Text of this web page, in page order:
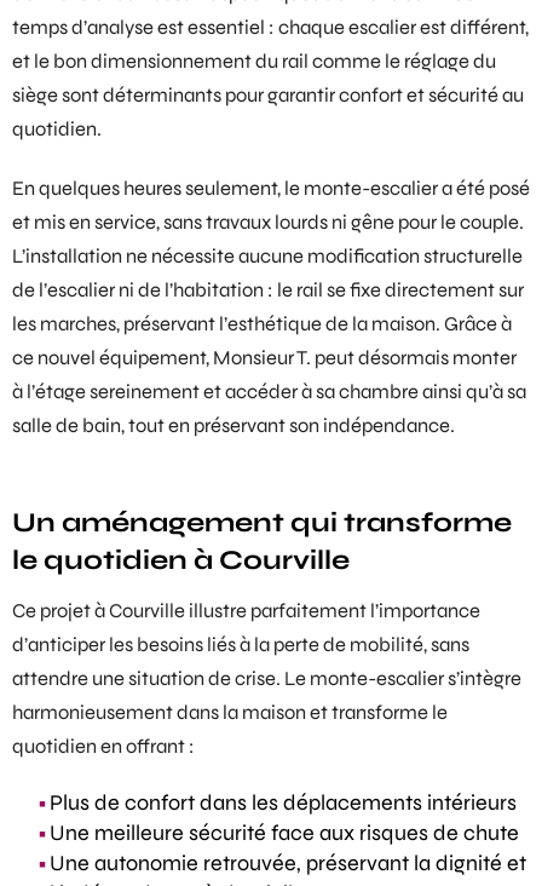
temps d’analyse est essentiel : chaque escalier est différent,
et le bon dimensionnement du rail comme le réglage du
siège sont déterminants pour garantir confort et sécurité au
quotidien.
En quelques heures seulement, le monte-escaliera été posé
et mis en service, sans travaux lourds ni gêne pour le couple.
L’installation ne nécessite aucune modification structurelle
de l’escalier ni de l’habitation : le rail se fixe directement sur
les marches, préservant l’esthétique de la maison. Grâce à
ce nouvel équipement, Monsieur T. peut désormais monter
à l’étage sereinement et accéder à sa chambre ainsi qu’à sa
salle de bain, tout en préservant son indépendance.
Un aménagement qui transforme
le quotidien à Courville
Ce projet à Courville illustre parfaitement l’importance
d’anticiper les besoins liés à la perte de mobilité, sans
attendre une situation de crise. Le monte-escalier s’intègre
harmonieusement dans la maison et transforme le
quotidien en offrant :
Plus de confort dans les déplacements intérieurs
Une meilleure sécurité face aux risques de chute
Une autonomie retrouvée, préservant la dignité et